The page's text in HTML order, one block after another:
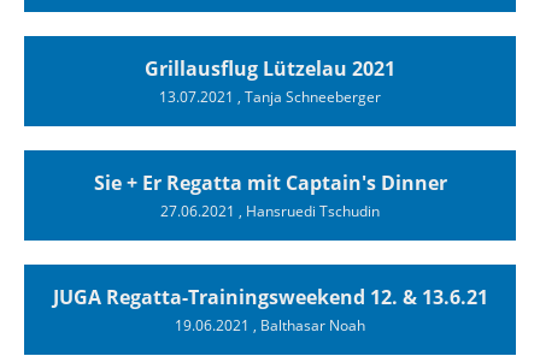
Grillausflug Lützelau 2021
13.07.2021 , Tanja Schneeberger
Sie + Er Regatta mit Captain's Dinner
27.06.2021 , Hansruedi Tschudin
JUGA Regatta-Trainingsweekend 12. & 13.6.21
19.06.2021 , Balthasar Noah